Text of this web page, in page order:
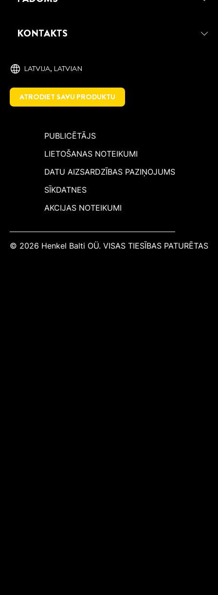
KONTAKTS
LATVIJA, ‎LATVIAN
ATRODIET SAVU PRODUKTU
PUBLICĒTĀJS
LIETOŠANAS NOTEIKUMI
DATU AIZSARDZĪBAS PAZIŅOJUMS
SĪKDATNES
AKCIJAS NOTEIKUMI
© 2026 Henkel Balti OÜ. VISAS TIESĪBAS PATURĒTAS